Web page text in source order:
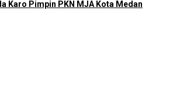
Karo Pimpin PKN MJA Kota Medan